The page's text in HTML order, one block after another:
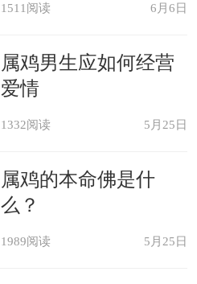
1511阅读 6月6日
属鸡男生应如何经营
爱情
1332阅读 5月25日
属鸡的本命佛是什
么？
1989阅读 5月25日